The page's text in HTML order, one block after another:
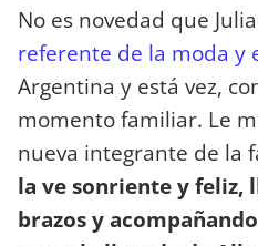
No es novedad que
referente de la moda y
Argentina y está vez,
momento familiar. Le
nueva integrante de la
la ve sonriente y feliz,
brazos y